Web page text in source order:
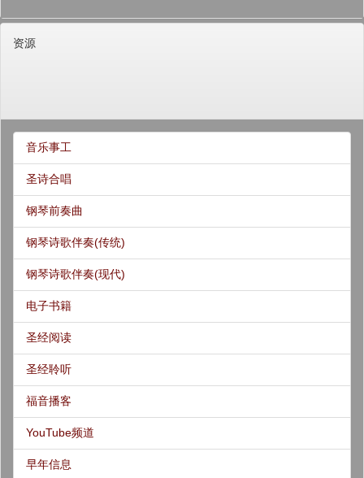
资源
音乐事工
圣诗合唱
钢琴前奏曲
钢琴诗歌伴奏(传统)
钢琴诗歌伴奏(现代)
电子书籍
圣经阅读
圣经聆听
福音播客
YouTube频道
早年信息